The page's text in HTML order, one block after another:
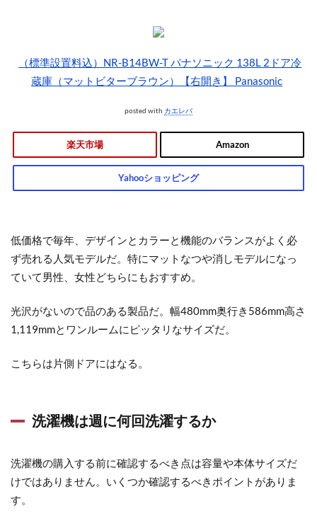
（標準設置料込）NR-B14BW-T パナソニック 138L 2ドア冷
蔵庫（マットビターブラウン）【右開き】 Panasonic
posted with カエレバ
楽天市場 Amazon
Yahooショッピング
低価格で毎年、デザインとカラーと機能のバランスがよく 必
ず売れる人気モデルだ。特にマットなつや消しモデルになっ
ていて男性、女性どちらにもおすすめ。
光沢がないので品のある製品だ。幅480mm奥行き586mm高さ
1,119mmとワンルームにピッタリなサイズだ。
こちらは片側ドアにはなる。
洗濯機は週に何回洗濯するか
洗濯機の購入する前に確認するべき点は容量や本体サイズだ
けではありません。いくつか確認するべきポイントがありま
す。